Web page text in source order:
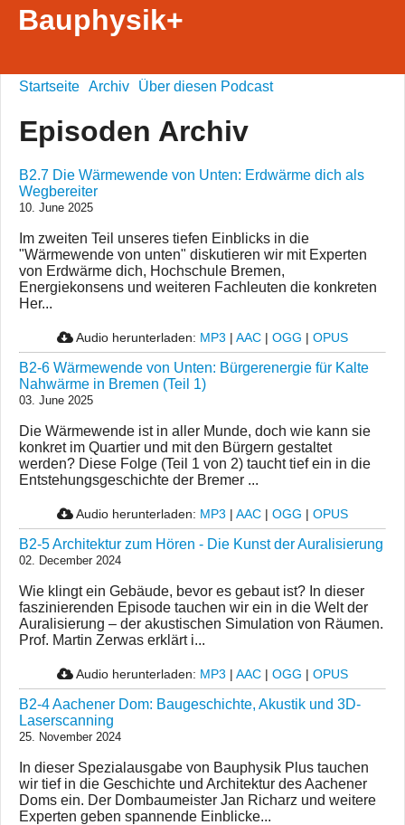
Bauphysik+
Startseite Archiv Über diesen Podcast
Episoden Archiv
B2.7 Die Wärmewende von Unten: Erdwärme dich als
Wegbereiter
10. June 2025
Im zweiten Teil unseres tiefen Einblicks in die
"Wärmewende von unten" diskutieren wir mit Experten
von Erdwärme dich, Hochschule Bremen,
Energiekonsens und weiteren Fachleuten die konkreten
Her...
Audio herunterladen: MP3 | AAC | OGG | OPUS
B2-6 Wärmewende von Unten: Bürgerenergie für Kalte
Nahwärme in Bremen (Teil 1)
03. June 2025
Die Wärmewende ist in aller Munde, doch wie kann sie
konkret im Quartier und mit den Bürgern gestaltet
werden? Diese Folge (Teil 1 von 2) taucht tief ein in die
Entstehungsgeschichte der Bremer ...
Audio herunterladen: MP3 | AAC | OGG | OPUS
B2-5 Architektur zum Hören - Die Kunst der Auralisierung
02. December 2024
Wie klingt ein Gebäude, bevor es gebaut ist? In dieser
faszinierenden Episode tauchen wir ein in die Welt der
Auralisierung – der akustischen Simulation von Räumen.
Prof. Martin Zerwas erklärt i...
Audio herunterladen: MP3 | AAC | OGG | OPUS
B2-4 Aachener Dom: Baugeschichte, Akustik und 3D-
Laserscanning
25. November 2024
In dieser Spezialausgabe von Bauphysik Plus tauchen
wir tief in die Geschichte und Architektur des Aachener
Doms ein. Der Dombaumeister Jan Richarz und weitere
Experten geben spannende Einblicke...